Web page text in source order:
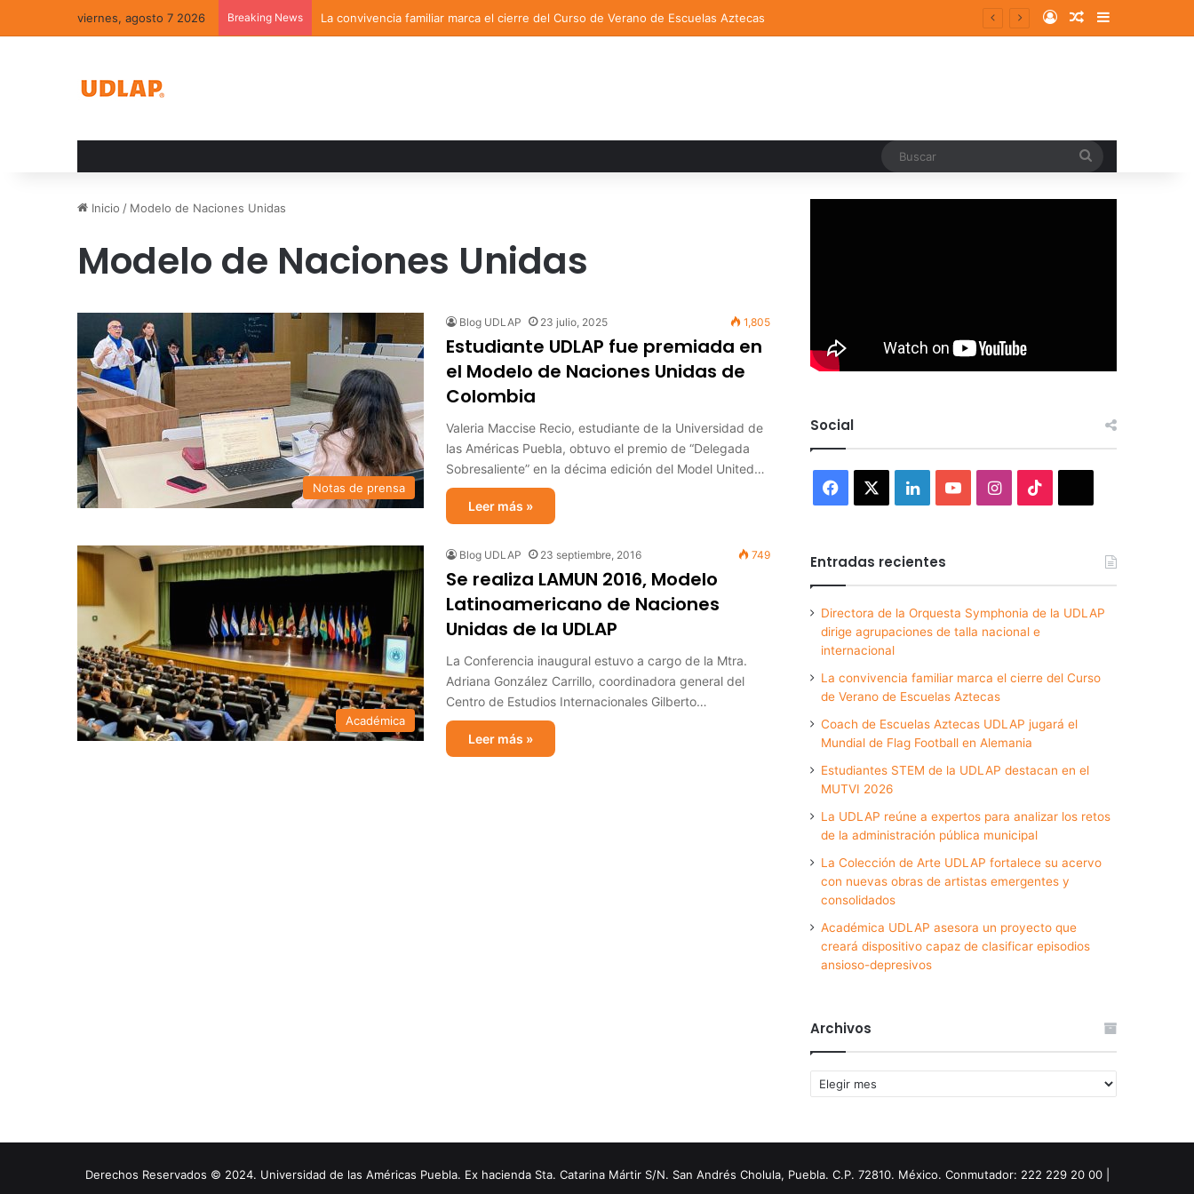
viernes, agosto 7 2026 Breaking News La convivencia familiar marca el cierre del Curso de Verano de Escuelas Aztecas Log InRandom Article
Sidebar
Inicio / Modelo de Naciones Unidas
Modelo de Naciones Unidas
Notas de prensa
Blog UDLAP 23 julio, 2025 1,805
Estudiante UDLAP fue premiada en
el Modelo de Naciones Unidas de
Colombia
Valeria Maccise Recio, estudiante de la Universidad de
las Américas Puebla, obtuvo el premio de “Delegada
Sobresaliente” en la décima edición del Model United…
Leer más »
Académica
Blog UDLAP 23 septiembre, 2016 749
Se realiza LAMUN 2016, Modelo
Latinoamericano de Naciones
Unidas de la UDLAP
La Conferencia inaugural estuvo a cargo de la Mtra.
Adriana González Carrillo, coordinadora general del
Centro de Estudios Internacionales Gilberto…
Leer más »
Social
Facebook LinkedInYouTubeInstagram
Entradas recientes
Directora de la Orquesta Symphonia de la UDLAP
dirige agrupaciones de talla nacional e
internacional
La convivencia familiar marca el cierre del Curso
de Verano de Escuelas Aztecas
Coach de Escuelas Aztecas UDLAP jugará el
Mundial de Flag Football en Alemania
Estudiantes STEM de la UDLAP destacan en el
MUTVI 2026
La UDLAP reúne a expertos para analizar los retos
de la administración pública municipal
La Colección de Arte UDLAP fortalece su acervo
con nuevas obras de artistas emergentes y
consolidados
Académica UDLAP asesora un proyecto que
creará dispositivo capaz de clasificar episodios
ansioso-depresivos
Archivos
Archivos
Derechos Reservados © 2024. Universidad de las Américas Puebla. Ex hacienda Sta. Catarina Mártir S/N. San Andrés Cholula, Puebla. C.P. 72810. México. Conmutador: 222 229 20 00 |